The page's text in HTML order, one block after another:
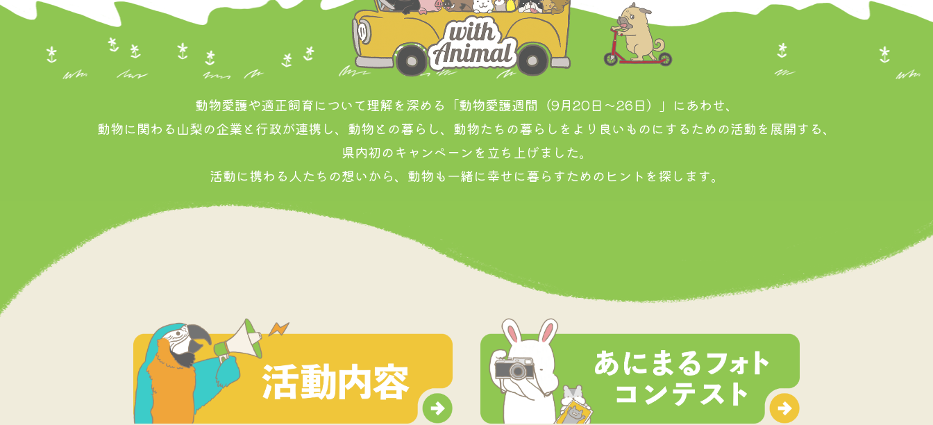
動物愛護や適正飼育について理解を深める「動物愛護週間（9月20日～26日）」にあわせ、
動物に関わる山梨の企業と行政が連携し、動物との暮らし、動物たちの暮らしをより良いものにするための活動を展開する、
県内初のキャンペーンを立ち上げました。
活動に携わる人たちの想いから、動物も一緒に幸せに暮らすためのヒントを探します。